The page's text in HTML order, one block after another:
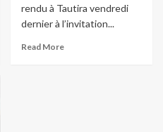
rendu à Tautira vendredi
dernier à l’invitation...
Read More